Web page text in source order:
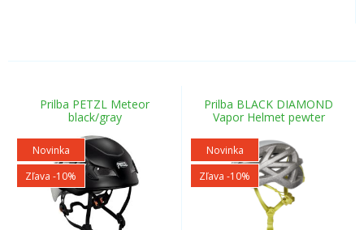
Prilba PETZL Meteor
black/gray
Novinka
Zľava -10%
Prilba BLACK DIAMOND
Vapor Helmet pewter
Novinka
Zľava -10%